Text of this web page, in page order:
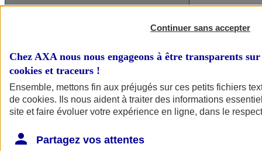
Continuer sans accepter
Chez AXA nous nous engageons à être transparents
cookies et traceurs !
Ensemble, mettons fin aux préjugés sur ces petits fichiers
de cookies. Ils nous aident à traiter des informations
site et faire évoluer votre expérience en ligne, dans le
Partagez vos attentes